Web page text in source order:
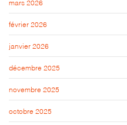
mars 2026
février 2026
janvier 2026
décembre 2025
novembre 2025
octobre 2025